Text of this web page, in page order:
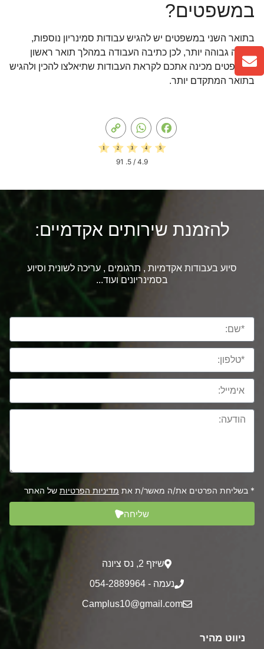
במשפטים?
בתואר השני במשפטים יש להגיש עבודות סמינריון נוספות,
ברמה גבוהה יותר, לכן כתיבה העבודה במהלך תואר ראשון
במשפטים מכינה אתכם לקראת העבודות שתיאלצו להכין ולהגיש
בתואר המתקדם יותר.
Facebook
WhatsApp
4.9
/ 5.
91
להזמנת שירותים אקדמיים:
סיוע בעבודות אקדמיות , תרגומים , עריכה לשונית וסיוע
בסמינריונים ועוד...
* בשליחת הפרטים את/ה מאשר/ת את מדיניות הפרטיות של האתר
שליחה
שיזף 2‎, נס ציונה
נעמה - 054-2889964
Camplus10@gmail.com
ניווט מהיר